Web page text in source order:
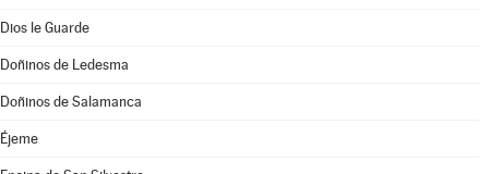
Dios le Guarde
Doñinos de Ledesma
Doñinos de Salamanca
Éjeme